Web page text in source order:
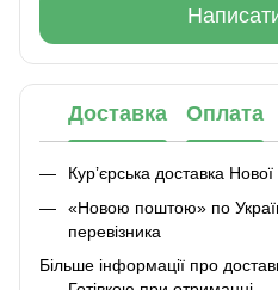
Доставка Оплата
Кур’єрська доставка
«Новою поштою» по
перевізника
Більше інформації про